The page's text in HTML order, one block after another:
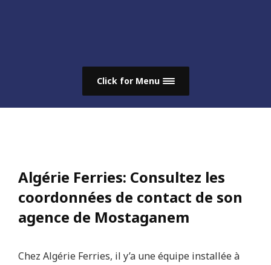
Click for Menu
Algérie Ferries: Consultez les
coordonnées de contact de son
agence de Mostaganem
Chez Algérie Ferries, il y’a une équipe installée à